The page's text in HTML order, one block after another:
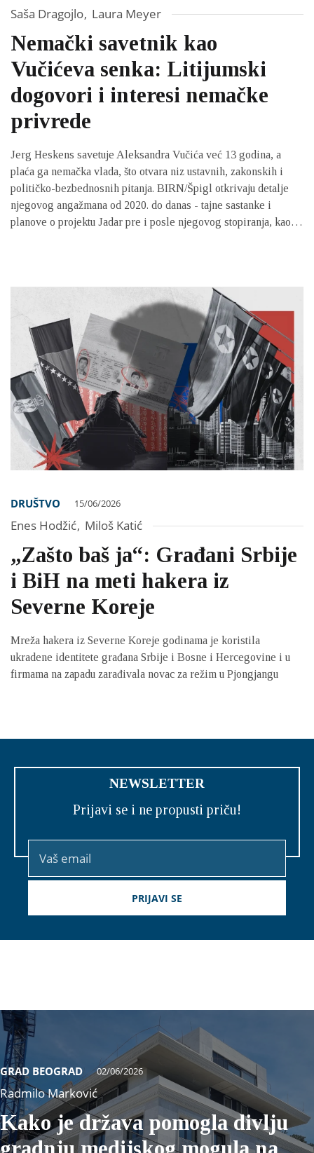
Saša Dragojlo, Laura Meyer
Nemački savetnik kao
Vučićeva senka: Litijumski
dogovori i interesi nemačke
privrede
Jerg Heskens savetuje Aleksandra Vučića već 13 godina, a
plaća ga nemačka vlada, što otvara niz ustavnih, zakonskih i
političko-bezbednosnih pitanja. BIRN/Špigl otkrivaju detalje
njegovog angažmana od 2020. do danas - tajne sastanke i
planove o projektu Jadar pre i posle njegovog stopiranja, kao i
DRUŠTVO 15/06/2026
Enes Hodžić, Miloš Katić
„Zašto baš ja“: Građani Srbije
i BiH na meti hakera iz
Severne Koreje
Mreža hakera iz Severne Koreje godinama je koristila
ukradene identitete građana Srbije i Bosne i Hercegovine i u
firmama na zapadu zarađivala novac za režim u Pjongjangu
NEWSLETTER
Prijavi se i ne propusti priču!
GRAD BEOGRAD 02/06/2026
Radmilo Marković
Kako je država pomogla divlju